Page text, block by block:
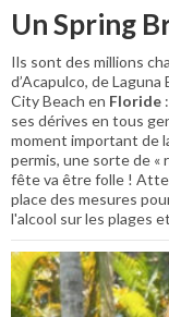
Un Spring
Ils sont des millions
d’Acapulco, de Laguna
City Beach en Floride
ses dérives en tous
moment important de
permis, une sorte de «
fête va être folle !
place des mesures
l'alcool sur les plages